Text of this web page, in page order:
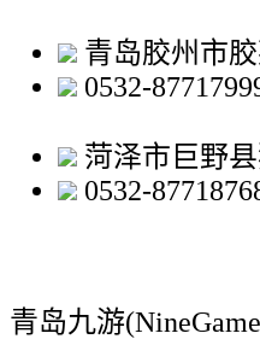
青岛胶州市
0532-
菏泽市巨野
0532-
青岛九游